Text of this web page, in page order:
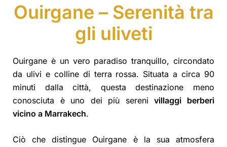
Ouirgane – Serenità tra
gli uliveti
Ouirgane è un vero paradiso tranquillo, circondato
da ulivi e colline di terra rossa. Situata a circa 90
minuti dalla città, questa destinazione meno
conosciuta è uno dei più serenivillaggi berberi
vicino a Marrakech.
Ciò che distingue Ouirgane è la sua atmosfera